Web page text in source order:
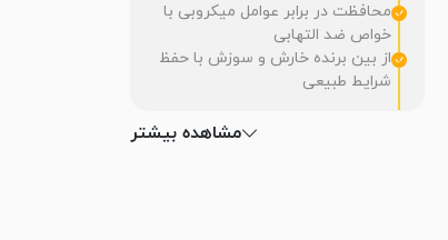
محافظت در برابر عوامل میکروبی با
خواص ضد التهابی
از بین برنده خارش و سوزش با حفظ
شرایط طبیعی
مشاهده بیشتر